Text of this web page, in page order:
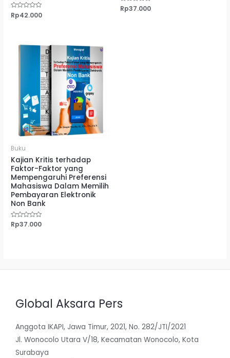
Dinilai
0
Rp42.000
Dinilai
0
Rp37.000
Buku
Kajian Kritis terhadap
Faktor-Faktor yang
Mempengaruhi Preferensi
Mahasiswa Dalam Memilih
Pembayaran Elektronik
Non Bank
Dinilai
Rp37.000
Global Aksara Pers
Anggota IKAPI, Jawa Timur, 2021, No. 282/JTI/2021
Jl. Wonocolo Utara V/18, Kecamatan Wonocolo, Kota
Surabaya